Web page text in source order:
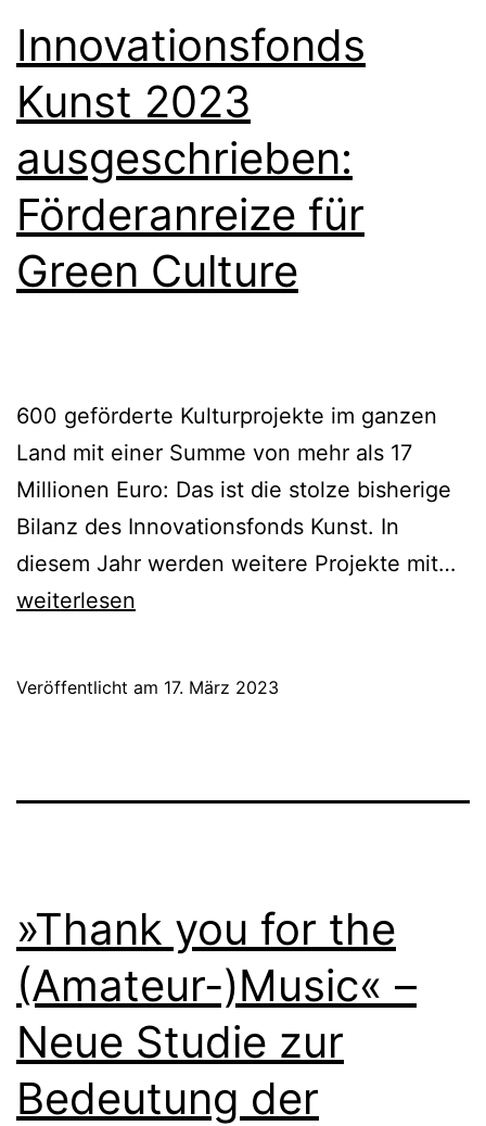
Innovationsfonds
Kunst 2023
ausgeschrieben:
Förderanreize für
Green Culture
600 geförderte Kulturprojekte im ganzen
Land mit einer Summe von mehr als 17
Millionen Euro: Das ist die stolze bisherige
Bilanz des Innovationsfonds Kunst. In
diesem Jahr werden weitere Projekte mit…
weiterlesen
Veröffentlicht am 17. März 2023
»Thank you for the
(Amateur-)Music« –
Neue Studie zur
Bedeutung der